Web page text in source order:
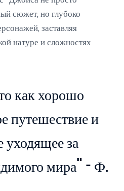
сюжет, но глубоко
заставляя
натуре и сложностях
как хорошо
путешествие и
уходящее за
мира" - Ф.